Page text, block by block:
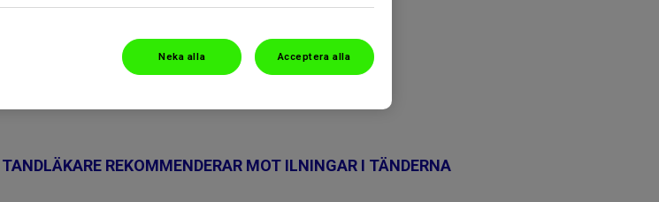
REKOMMENDERAR MOT ILNINGAR I TÄNDERNA
Neka alla Acceptera alla